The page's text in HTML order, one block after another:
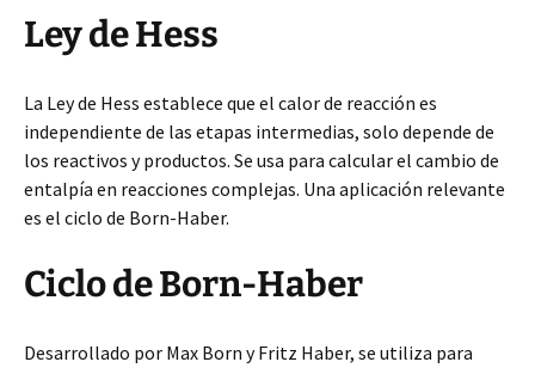
Ley de Hess
La Ley de Hess establece que el calor de reacción es
independiente de las etapas intermedias, solo depende de
los reactivos y productos. Se usa para calcular el cambio de
entalpía en reacciones complejas. Una aplicación relevante
es el ciclo de Born-Haber.
Ciclo de Born-Haber
Desarrollado por Max Born y Fritz Haber, se utiliza para